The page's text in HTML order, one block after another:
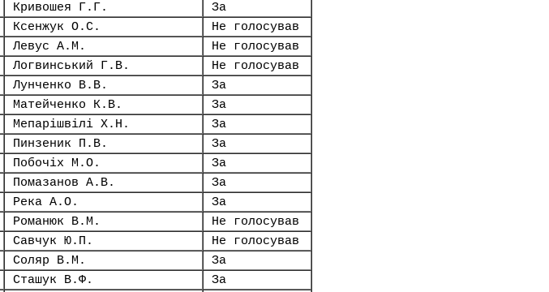
Кривошея Г.Г.
За
Ксенжук О.С.
Не голосував
Левус А.М.
Не голосував
Логвинський Г.В.
Не голосував
Лунченко В.В.
За
Матейченко К.В.
За
Мепарішвілі Х.Н.
За
Пинзеник П.В.
За
Побочіх М.О.
За
Помазанов А.В.
За
Река А.О.
За
Романюк В.М.
Не голосував
Савчук Ю.П.
Не голосував
Соляр В.М.
За
Сташук В.Ф.
За